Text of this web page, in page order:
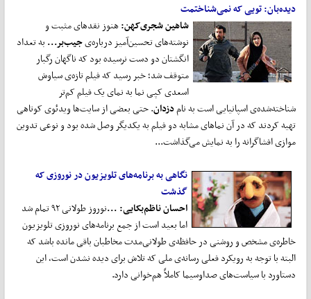
دیده‌بان: تویی که نمیشناختمت
شاهین شجریکهن:هنوز نقدهای مثبت و
نوشته‌های تحسین‌آمیز درباره‌یجیببر...به تعداد
انگشتان دو دست نرسیده بود که ناگهان رگبار
متوقف شد؛ خبر رسید که فیلم تازه‌ی سیاوش
اسعدی کپی نما به نمای یک فیلم کم‌تر
شناخته‌شده‌ی اسپانیایی است به نامدزدان. حتی بعضی از سایت‌ها ویدئوی کوتاهی
تهیه کردند که در آن نماهای مشابه دو فیلم به یکدیگر وصل شده بود و نوعی تدوین
موازی افشاگرانه را به نمایش می‌گذاشت...
نگاهی به برنامههای تلویزیون در نوروزی که
گذشت
احسان ناظمبکایی: ...
نوروز طولانی ۹۲ تمام شد
اما بعید است از جمع برنامه‌های نوروزی تلویزیون
خاطره‌ی مشخص و روشنی در حافظه‌ی طولانی‌مدت مخاطبان باقی مانده باشد که
البته با توجه به رویکرد فعلی رسانه‌ی ملی که تلاش برای دیده نشدن است، این
دستاورد با سیاست‌های صداوسیما کاملاً هم‌خوانی دارد.